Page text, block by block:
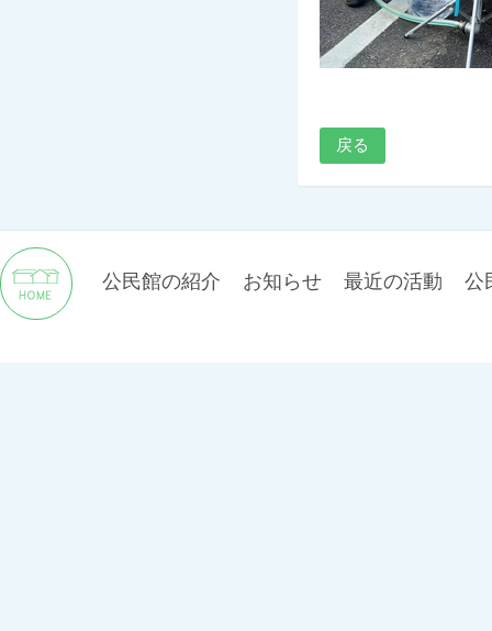
戻る
公民館の紹介 お知らせ 最近の活動 公